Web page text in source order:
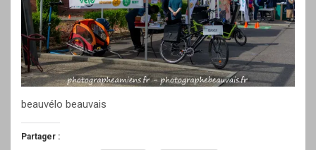
beauvélo beauvais
Partager :